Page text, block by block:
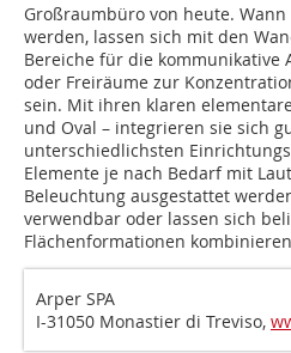
Großraumbüro von heute.
werden, lassen sich mit den
Bereiche für die kommunikative
oder Freiräume zur
sein. Mit ihren klaren
und Oval – integrieren sie sich
unterschiedlichsten
Elemente je nach Bedarf mit
Beleuchtung ausgestattet
verwendbar oder lassen sich
Flächenformationen
Arper SPA
I-31050 Monastier di Treviso,